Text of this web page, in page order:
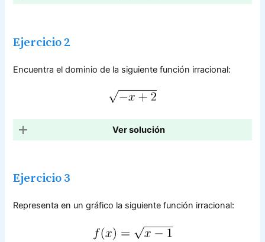
Ejercicio 2
Encuentra el dominio de la siguiente función irracional:
Ver solución
Ejercicio 3
Representa en un gráfico la siguiente función irracional: